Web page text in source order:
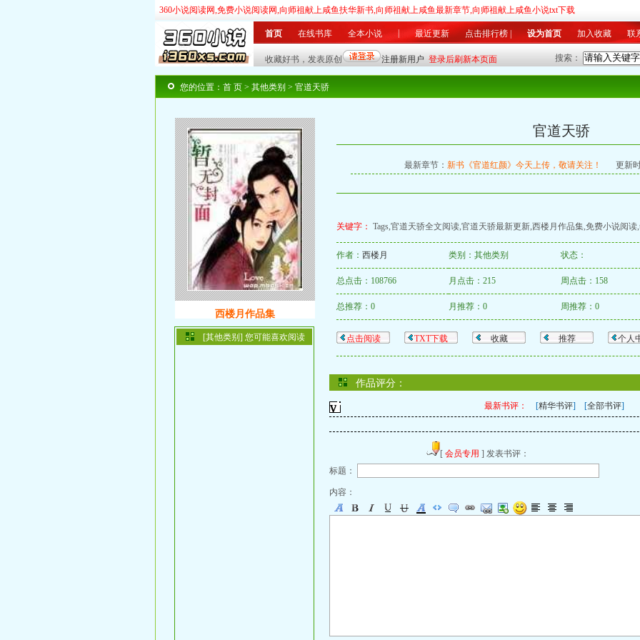
360小说阅读网,免费小说阅读网,向师祖献上咸鱼扶华新书,向师祖献上咸鱼最新章节,向师祖献上咸鱼小说txt下载
首页 在线书库 全本小说 最近更新 点击排行榜 设为首页 加入收藏 联
搜索：
玄幻 奇幻| 武侠 仙侠| 言情 都市| 历史 军事| 科幻 灵异| 游戏 竞技| 美文 同人| 其他| 总推荐榜| 月排行榜| 月推荐榜| 最
[其他类别] 您可能喜欢阅读
您的位置： 首 页 > 其他类别 > 官道天骄
西楼月作品集
官道天骄
最新章节： 新书《官道红颜》今天上传，敬请关注！ 更新
关键字： Tags,官道天骄全文阅读,官道天骄最新更新,西楼月作品集,免费小说阅
作者： 西楼月 类别：其他类别 状态：
总点击：108766 月点击：215 周点击：158
总推荐：0 月推荐：0 周推荐：0
点击阅读 TXT下载 收藏 推荐 个人
作品评分：
最新书评： [精华书评] [全部书评]
[ 会员专用 ] 发表书评：
标题：
内容：